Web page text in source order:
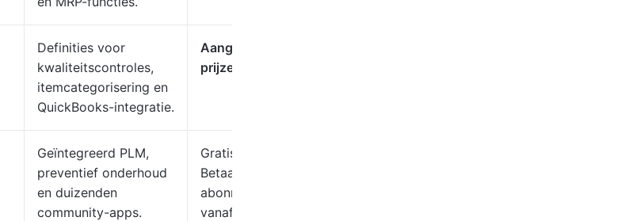
Definities voor
kwaliteitscontroles,
itemcategorisering en
QuickBooks-integratie.
Aangepaste
prijzen
Geïntegreerd PLM,
preventief onderhoud
en duizenden
community-apps.
Gratis (1 app);
Betaalde
abonnementen
vanaf